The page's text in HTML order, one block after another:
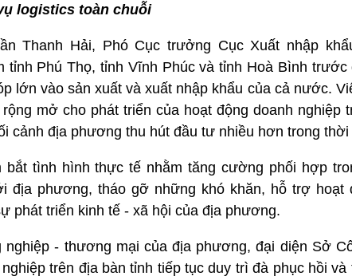
logistics toàn chuỗi
Thanh Hải, Phó Cục trưởng Cục Xuất nhập
tỉnh Phú Thọ, tỉnh Vĩnh Phúc và tỉnh Hoà Bình trước
lớn vào sản xuất và xuất nhập khẩu của cả nước.
mở cho phát triển của hoạt động doanh nghiệp
cảnh địa phương thu hút đầu tư nhiều hơn trong
bắt tình hình thực tế nhằm tăng cường phối hợp
phương, tháo gỡ những khó khăn, hỗ trợ hoạt
phát triển kinh tế - xã hội của địa phương.
- thương mại của địa phương, đại diện Sở
trên địa bàn tỉnh tiếp tục duy trì đà phục hồi